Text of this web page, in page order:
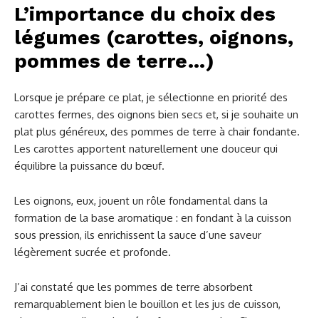
L’importance du choix des
légumes (carottes, oignons,
pommes de terre…)
Lorsque je prépare ce plat, je sélectionne en priorité des
carottes fermes, des oignons bien secs et, si je souhaite un
plat plus généreux, des pommes de terre à chair fondante.
Les carottes apportent naturellement une douceur qui
équilibre la puissance du bœuf.
Les oignons, eux, jouent un rôle fondamental dans la
formation de la base aromatique : en fondant à la cuisson
sous pression, ils enrichissent la sauce d’une saveur
légèrement sucrée et profonde.
J’ai constaté que les pommes de terre absorbent
remarquablement bien le bouillon et les jus de cuisson,